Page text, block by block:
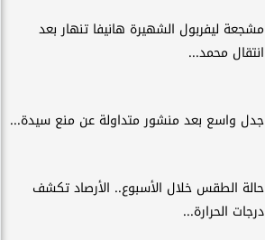
مشجعة ليفربول الشهيرة هانيفا تنهار بعد
انتقال محمد...
جدل واسع بعد منشور متداولة عن منع سيدة...
حالة الطقس خلال الأسبوع.. الأرصاد تكشف
درجات الحرارة...